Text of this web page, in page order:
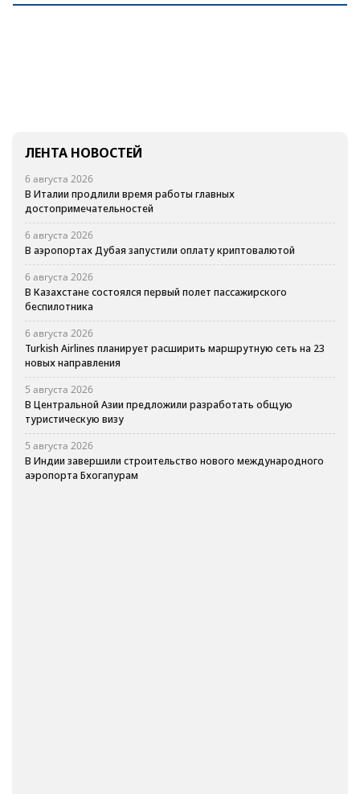
ЛЕНТА НОВОСТЕЙ
6 августа 2026
В Италии продлили время работы главных
достопримечательностей
6 августа 2026
В аэропортах Дубая запустили оплату криптовалютой
6 августа 2026
В Казахстане состоялся первый полет пассажирского
беспилотника
6 августа 2026
Turkish Airlines планирует расширить маршрутную сеть на 23
новых направления
5 августа 2026
В Центральной Азии предложили разработать общую
туристическую визу
5 августа 2026
В Индии завершили строительство нового международного
аэропорта Бхогапурам